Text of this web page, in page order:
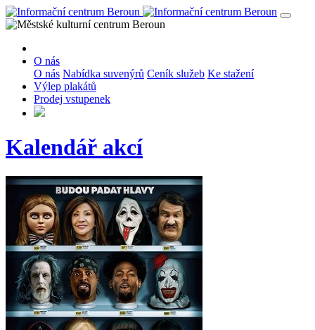
O nás
O nás Nabídka suvenýrů Ceník služeb Ke stažení
Výlep plakátů
Prodej vstupenek
Kalendář akcí